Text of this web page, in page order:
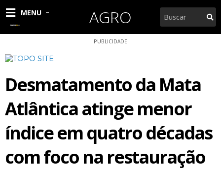
para
MENU AGRO Pesquisar
PUBLICIDADE
Desmatamento da Mata
Atlântica atinge menor
índice em quatro décadas
com foco na restauração